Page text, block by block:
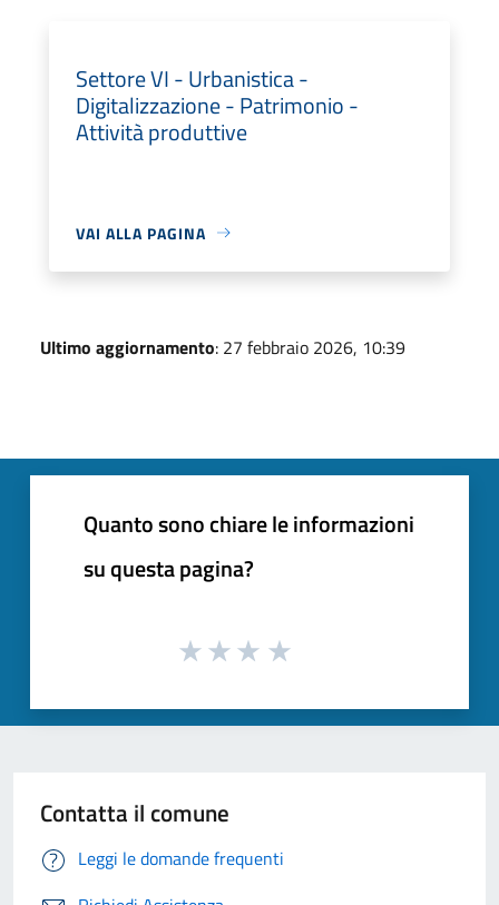
Settore VI - Urbanistica -
Digitalizzazione - Patrimonio -
Attività produttive
VAI ALLA PAGINA
Ultimo aggiornamento: 27 febbraio 2026, 10:39
Quanto sono chiare le informazioni
su questa pagina?
Contatta il comune
Leggi le domande frequenti